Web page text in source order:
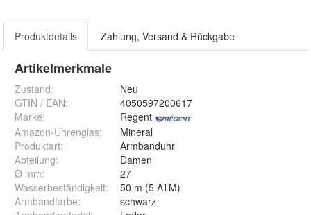
Produktdetails Zahlung, Versand & Rückgabe
Artikelmerkmale
Zustand:
Neu
GTIN / EAN:
4050597200617
Marke:
Regent
Amazon-Uhrenglas:
Mineral
Produktart:
Armbanduhr
Abteilung:
Damen
Ø mm:
27
Wasserbeständigkeit:
50 m (5 ATM)
Armbandfarbe:
schwarz